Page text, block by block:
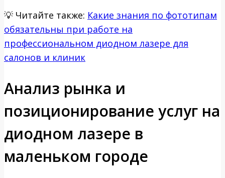
💡 Читайте также: Какие знания по фототипам
обязательны при работе на
профессиональном диодном лазере для
салонов и клиник
Анализ рынка и
позиционирование услуг на
диодном лазере в
маленьком городе